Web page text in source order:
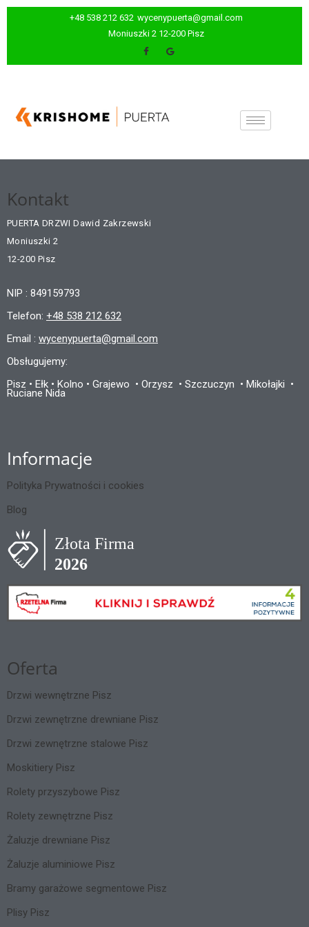
+48 538 212 632 wycenypuerta@gmail.com
Moniuszki 2 12-200 Pisz
Kontakt
PUERTA DRZWI Dawid Zakrzewski
Moniuszki 2
12-200 Pisz
NIP : 849159793
Telefon: +48 538 212 632
Email : wycenypuerta@gmail.com
Obsługujemy:
Pisz • Ełk • Kolno • Grajewo • Orzysz • Szczuczyn • Mikołajki •
Ruciane Nida
Informacje
Polityka Prywatności i cookies
Blog
Oferta
Drzwi wewnętrzne Pisz
Drzwi zewnętrzne drewniane Pisz
Drzwi zewnętrzne stalowe Pisz
Moskitiery Pisz
Rolety przyszybowe Pisz
Rolety zewnętrzne Pisz
Żaluzje drewniane Pisz
Żaluzje aluminiowe Pisz
Bramy garażowe segmentowe Pisz
Plisy Pisz